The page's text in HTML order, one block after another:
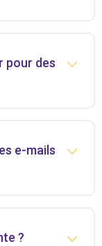
pour des
e-mails
?